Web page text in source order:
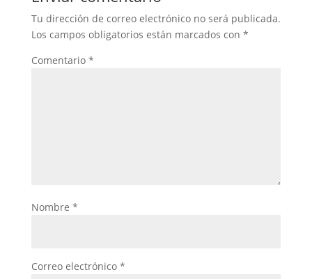
Tu dirección de correo electrónico no será publicada.
Los campos obligatorios están marcados con *
Comentario *
Nombre *
Correo electrónico *